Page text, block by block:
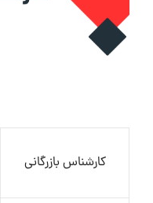
کارشناس بازرگانی